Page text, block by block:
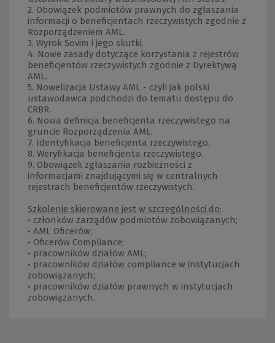
2. Obowiązek podmiotów prawnych do zgłaszania
informacji o beneficjentach rzeczywistych zgodnie z
Rozporządzeniem AML.
3. Wyrok Sovim i jego skutki.
4. Nowe zasady dotyczące korzystania z rejestrów
beneficjentów rzeczywistych zgodnie z Dyrektywą
AML.
5. Nowelizacja Ustawy AML - czyli jak polski
ustawodawca podchodzi do tematu dostępu do
CRBR.
6. Nowa definicja beneficjenta rzeczywistego na
gruncie Rozporządzenia AML.
7. Identyfikacja beneficjenta rzeczywistego.
8. Weryfikacja beneficjenta rzeczywistego.
9. Obowiązek zgłaszania rozbieżności z
informacjami znajdującymi się w centralnych
rejestrach beneficjentów rzeczywistych.
Szkolenie skierowane jest w szczególności do:
• członków zarządów podmiotów zobowiązanych;
• AML Oficerów;
• Oficerów Compliance;
• pracowników działów AML;
• pracowników działów compliance w instytucjach
zobowiązanych;
• pracowników działów prawnych w instytucjach
zobowiązanych.